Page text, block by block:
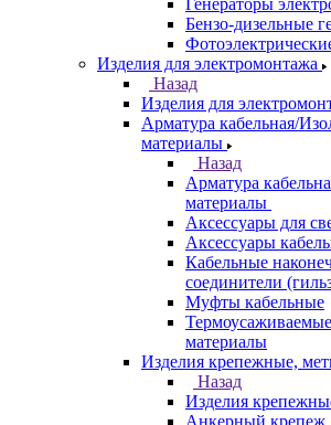
Генераторы
Бензо-дизельные
Изделия для электромонтажа
Назад
Изделия для
Арматура кабельная/
материалы
Назад
Арматура
материалы
Аксессуары для
Аксессуары
Кабельные
соединители
Муфты кабельные
материалы
Изделия крепежные,
Назад
Изделия
Анкерный крепеж